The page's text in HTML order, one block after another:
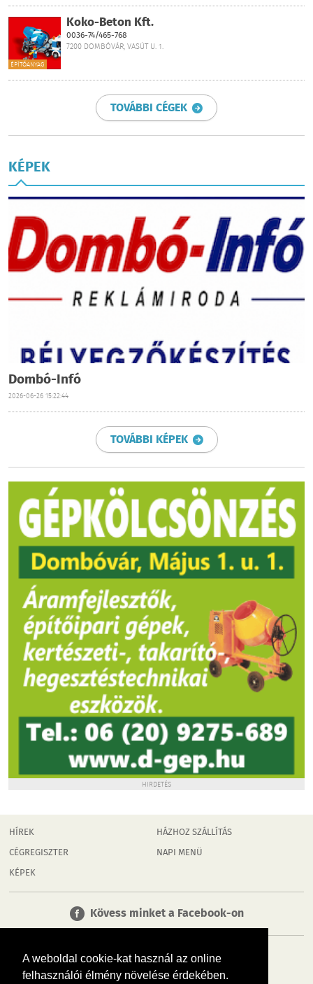
A weboldal cookie-kat használ az online
felhasználói élmény növelése érdekében.
ÉPÍTŐANYAG
Koko-Beton Kft.
0036-74/465-768
7200 DOMBÓVÁR, VASÚT U. 1.
TOVÁBBI CÉGEK
KÉPEK
Dombó-Infó
2026-06-26 15:22:44
TOVÁBBI KÉPEK
HIRDETÉS
HÍREK
CÉGREGISZTER
KÉPEK
HÁZHOZ SZÁLLÍTÁS
NAPI MENÜ
Kövess minket a Facebook-on